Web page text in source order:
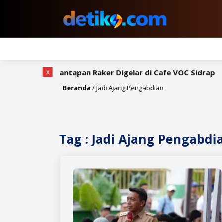
Rapat Pemantapan Raker Digelar di Cafe VOC Sidrap
Beranda /Jadi Ajang Pengabdian
Tag : Jadi Ajang
x